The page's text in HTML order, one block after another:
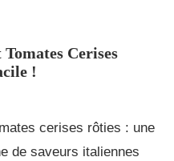
Cerises
!
cerises rôties : une
de saveurs italiennes